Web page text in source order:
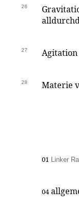
26
27
28 Materie
01 Linker
04